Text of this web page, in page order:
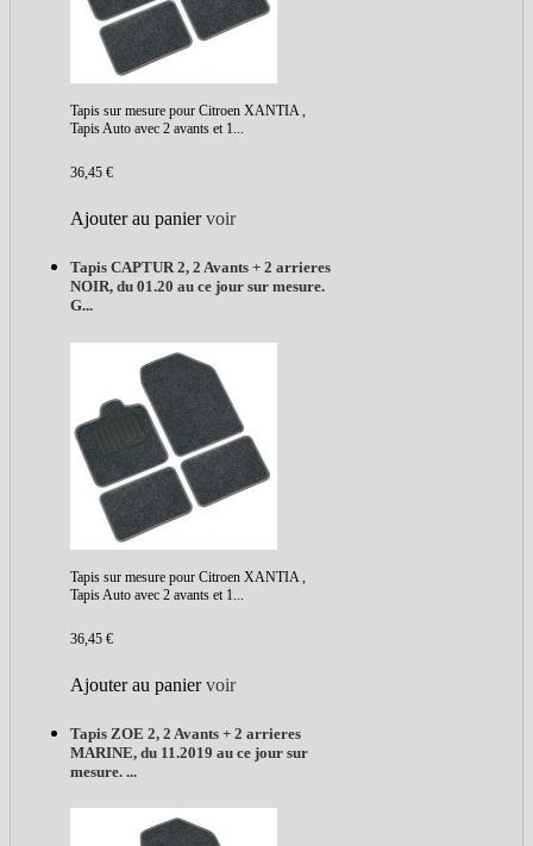
Tapis sur mesure pour Citroen XANTIA ,
Tapis Auto avec 2 avants et 1...
36,45 €
Ajouter au panier voir
Tapis CAPTUR 2, 2 Avants + 2 arrieres
NOIR, du 01.20 au ce jour sur mesure.
G...
Tapis sur mesure pour Citroen XANTIA ,
Tapis Auto avec 2 avants et 1...
36,45 €
Ajouter au panier voir
Tapis ZOE 2, 2 Avants + 2 arrieres
MARINE, du 11.2019 au ce jour sur
mesure. ...